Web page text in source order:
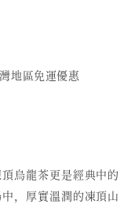
地區免運優惠
烏龍茶更是經典中的
，厚實溫潤的凍頂山